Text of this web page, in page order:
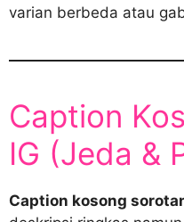
varian berbeda atau
Caption
IG (Jeda &
Caption kosong